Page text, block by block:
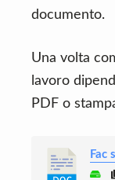
documento.
Una volta
lavoro
PDF o
Fac